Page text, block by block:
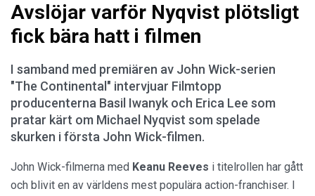
Avslöjar varför Nyqvist plötsligt
fick bära hatt i filmen
I samband med premiären av John Wick-serien
"The Continental" intervjuar Filmtopp
producenterna Basil Iwanyk och Erica Lee som
pratar kärt om Michael Nyqvist som spelade
skurken i första John Wick-filmen.
John Wick-filmerna med Keanu Reeves i titelrollen har gått
och blivit en av världens mest populära action-franchiser. I